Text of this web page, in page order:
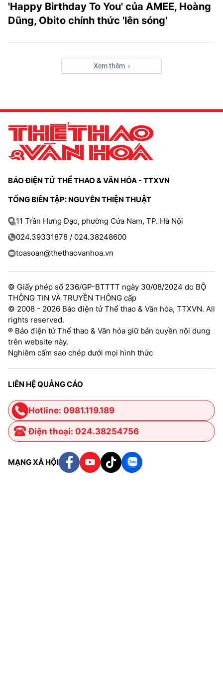
'Happy Birthday To You' của AMEE, Hoàng
Dũng, Obito chính thức 'lên sóng'
Xem thêm ›
BÁO ĐIỆN TỬ THỂ THAO & VĂN HÓA - TTXVN
TỔNG BIÊN TẬP: NGUYỄN THIỆN THUẬT
11 Trần Hưng Đạo, phường Cửa Nam, TP. Hà Nội
024.39331878 / 024.38248600
toasoan@thethaovanhoa.vn
© Giấy phép số 236/GP-BTTTT ngày 30/08/2024 do BỘ
THÔNG TIN VÀ TRUYỀN THÔNG cấp
© 2008 - 2026 Báo điện tử Thể thao & Văn hóa, TTXVN. All
rights reserved.
® Báo điện tử Thể thao & Văn hóa giữ bản quyền nội dung
trên website này.
Nghiêm cấm sao chép dưới mọi hình thức
LIÊN HỆ QUẢNG CÁO
Hotline: 0981.119.189
Điện thoại: 024.38254756
MẠNG XÃ HỘI